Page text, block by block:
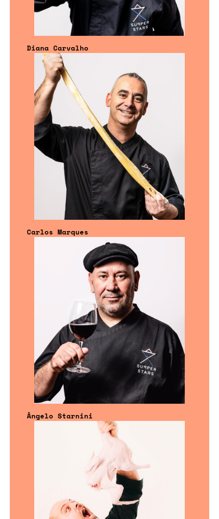
Diana Carvalho
Carlos Marques
Ângelo Starnini